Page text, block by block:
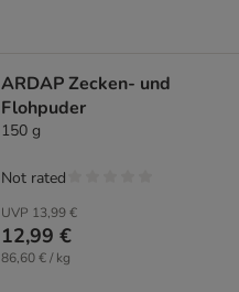
ARDAP Zecken- und
Flohpuder
150 g
UVP 13,99 €
12,99 €
86,60 € / kg
Not rated